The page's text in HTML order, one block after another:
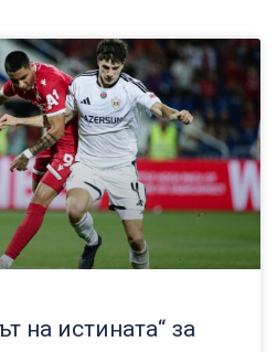
на истината“ за